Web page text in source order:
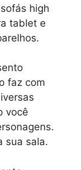
high
tablet e
faz com
você
sua sala.